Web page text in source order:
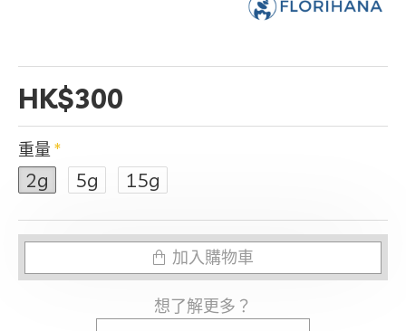
HK$300
重量
2g 5g 15g
加入購物車
想了解更多？